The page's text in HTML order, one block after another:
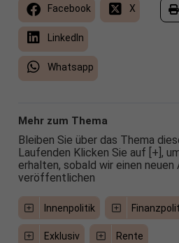
Facebook X
LinkedIn
Whatsapp
Mehr zum Thema
Bleiben Sie über das Thema
Laufenden Klicken Sie auf [+],
erhalten, sobald wir einen
veröffentlichen
Innenpolitik
Exklusiv Rente